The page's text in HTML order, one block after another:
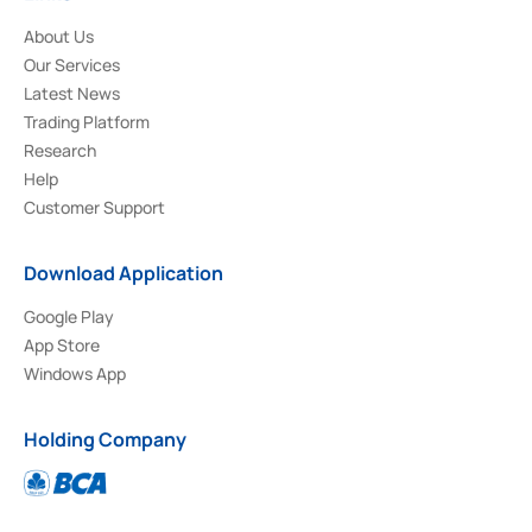
About Us
Our Services
Latest News
Trading Platform
Research
Help
Customer Support
Download Application
Google Play
App Store
Windows App
Holding Company